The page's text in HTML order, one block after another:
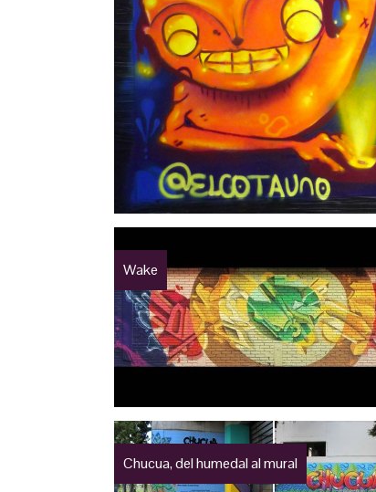
Wake
Chucua, del humedal al mural